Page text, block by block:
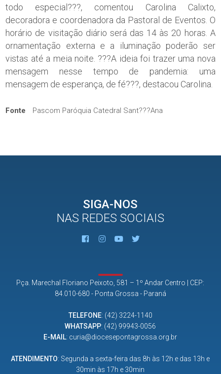
todo especial???, comentou Carolina Calixto,
decoradora e coordenadora da Pastoral de Eventos. O
horário de visitação diário será das 14 às 20 horas. A
ornamentação externa e a iluminação poderão ser
vistas até a meia noite. ???A ideia foi trazer uma nova
mensagem nesse tempo de pandemia: uma
mensagem de esperança, de fé???, destacou Carolina.
Fonte Pascom Paróquia Catedral Sant???Ana
SIGA-NOS
NAS REDES SOCIAIS
Pça. Marechal Floriano Peixoto, 581 – 1º Andar Centro | CEP:
84.010-680 - Ponta Grossa - Paraná
TELEFONE: (42) 3224-1140
WHATSAPP: (42) 99943-0056
E-MAIL: curia@diocesepontagrossa.org.br
ATENDIMENTO: Segunda a sexta-feira das 8h às 12h e das 13h e
30min às 17h e 30min